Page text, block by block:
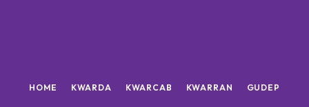
HOME KWARDA KWARCAB KWARRAN GUDEP